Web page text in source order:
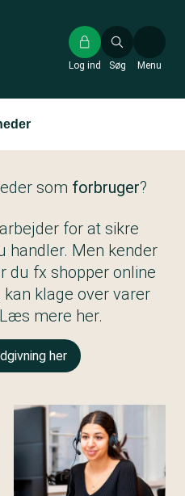
Søg
Log ind Menu
som forbruger?
for at sikre
handler. Men kender
du fx shopper online
klage over varer
mere her.
her